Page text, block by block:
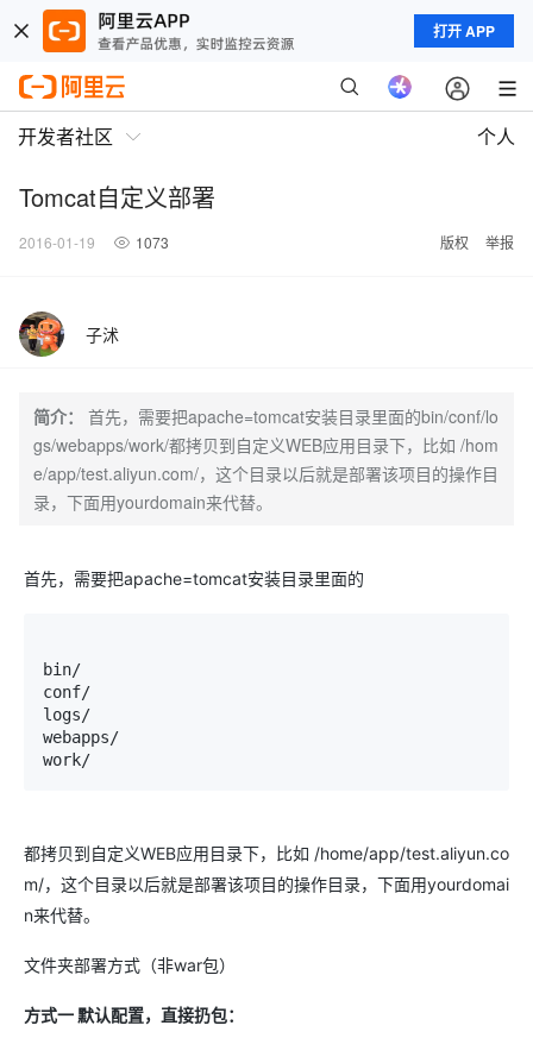
打开 APP
开发者社区 个人
Tomcat自定义部署
2016-01-19 1073 版权 举报
子沭
简介：
首先，需要把apache=tomcat安装目录里面的bin/conf/lo
gs/webapps/work/都拷贝到自定义WEB应用目录下，比如 /hom
e/app/test.aliyun.com/，这个目录以后就是部署该项目的操作目
录，下面用yourdomain来代替。
首先，需要把apache=tomcat安装目录里面的
bin/
conf/
logs/
webapps/
work/
都拷贝到自定义WEB应用目录下，比如 /home/app/test.aliyun.co
m/，这个目录以后就是部署该项目的操作目录，下面用yourdomai
n来代替。
文件夹部署方式（非war包）
方式一 默认配置，直接扔包：